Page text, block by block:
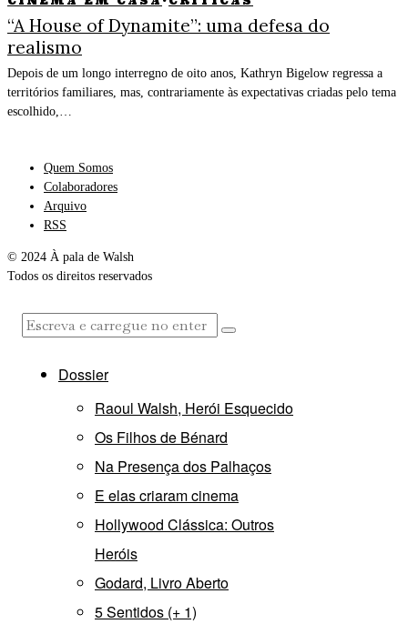
“A House of Dynamite”: uma defesa do
realismo
Depois de um longo interregno de oito anos, Kathryn Bigelow regressa a
territórios familiares, mas, contrariamente às expectativas criadas pelo tema
escolhido,…
Quem Somos
Colaboradores
Arquivo
RSS
© 2024 À pala de Walsh
Todos os direitos reservados
Dossier
Raoul Walsh, Herói Esquecido
Os Filhos de Bénard
Na Presença dos Palhaços
E elas criaram cinema
Hollywood Clássica: Outros
Heróis
Godard, Livro Aberto
5 Sentidos (+ 1)